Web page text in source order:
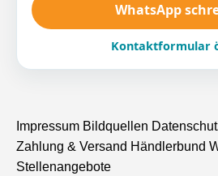
WhatsApp
Kontaktformular
Impressum Bildquellen
Zahlung & Versand Händlerbund
Stellenangebote